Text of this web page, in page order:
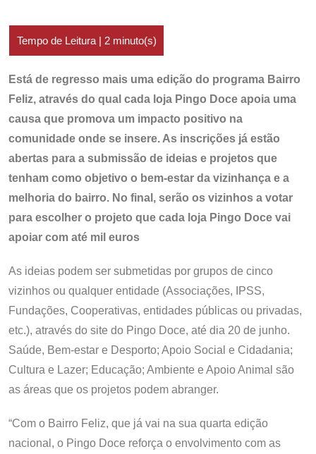
Está de regresso mais uma edição do programa Bairro
Feliz, através do qual cada loja Pingo Doce apoia uma
causa que promova um impacto positivo na
comunidade onde se insere. As inscrições já estão
abertas para a submissão de ideias e projetos que
tenham como objetivo o bem-estar da vizinhança e a
melhoria do bairro. No final, serão os vizinhos a votar
para escolher o projeto que cada loja Pingo Doce vai
apoiar com até mil euros
As ideias podem ser submetidas por grupos de cinco
vizinhos ou qualquer entidade (Associações, IPSS,
Fundações, Cooperativas, entidades públicas ou privadas,
etc.), através do site do Pingo Doce, até dia 20 de junho.
Saúde, Bem-estar e Desporto; Apoio Social e Cidadania;
Cultura e Lazer; Educação; Ambiente e Apoio Animal são
as áreas que os projetos podem abranger.
“Com o Bairro Feliz, que já vai na sua quarta edição
nacional, o Pingo Doce reforça o envolvimento com as